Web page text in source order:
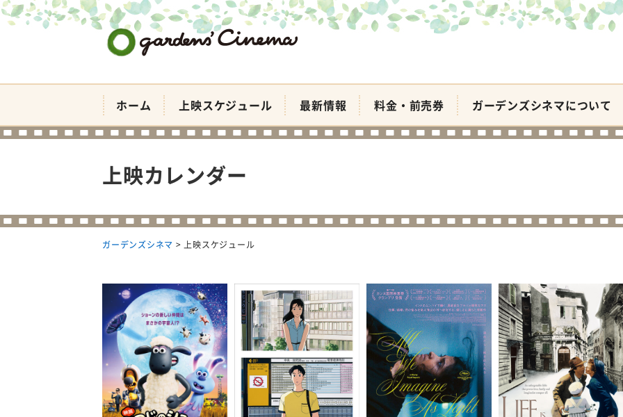
ホーム 上映スケジュール 最新情報 料金・前売券 ガーデンズシネマについて
上映カレンダー
ガーデンズシネマ >上映スケジュール